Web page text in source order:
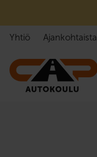
Yhtiö Ajankohtaista